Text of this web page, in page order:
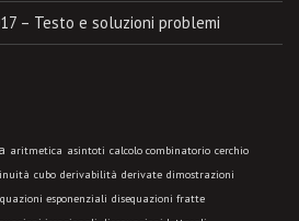
– Testo e soluzioni problemi
aritmetica asintoti calcolo combinatorio cerchio
cubo derivabilità derivate dimostrazioni
esponenziali disequazioni fratte